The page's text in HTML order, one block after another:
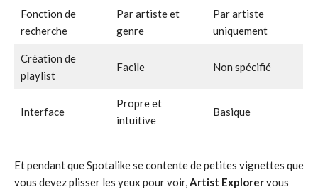
Fonction de
recherche
Par artiste et
genre
Par artiste
uniquement
Création de
playlist
Facile Non spécifié
Interface
Propre et
intuitive
Basique
Et pendant que Spotalike se contente de petites vignettes que
vous devez plisser les yeux pour voir,Artist Explorervous